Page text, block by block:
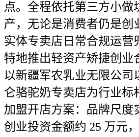
点。全程依托第三方小做
产，无论是消费者仍是创
实体专卖店日常合规运营
特地推出轻资产矫捷创业
以新疆军农乳业无限公司
仑骆驼奶专卖店为行业标
加盟开店方案：品牌尺度
创业投资金额约 25 万元